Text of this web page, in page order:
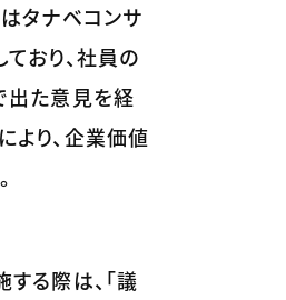
タナベコンサ
おり、社員の
出た意見を経
より、企業価値
る際は、「議